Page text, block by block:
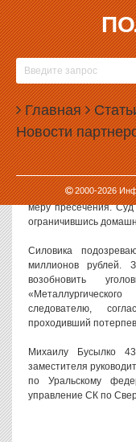
Главная
Новости
2000-2026
02.12.2019, 09:34
ЗАМГЛАВЫ
ОТПРАВИЛИ
Суд отправил под
следственного
Бусылко. Его обвиняют
О задержании
на следующий день
меру пресечения.
ограничившись
Силовика
миллионов рублей.
возобновить
следователю,
проходивший
Михаилу Бусылко
заместителя
по Уральскому
управление СК по